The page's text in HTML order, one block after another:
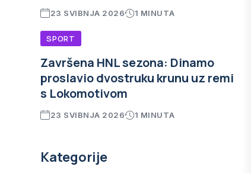
23 SVIBNJA 2026 1 MINUTA
SPORT
Završena HNL sezona: Dinamo
proslavio dvostruku krunu uz remi
s Lokomotivom
23 SVIBNJA 2026 1 MINUTA
Kategorije